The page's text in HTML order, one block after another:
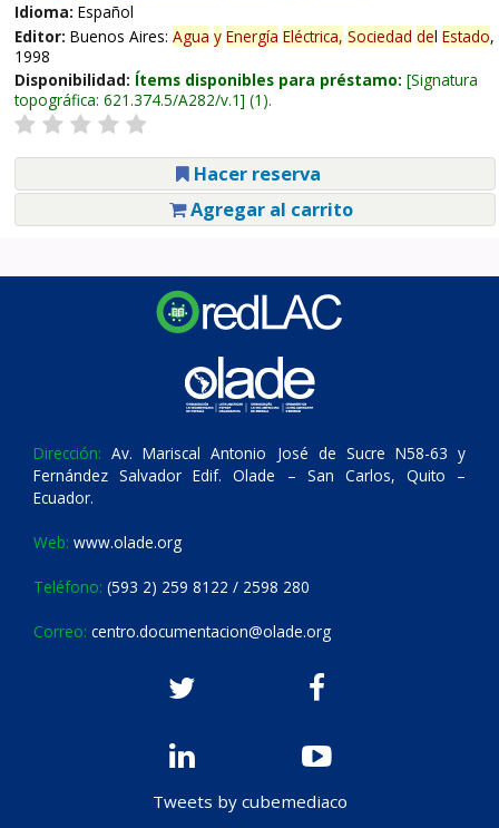
Idioma: Español
Editor: Buenos Aires: Agua y Energía Eléctrica, Sociedad del Estado,
1998
Disponibilidad: Ítems disponibles para préstamo: Signatura
topográfica: 621.374.5/A282/v.1 (1).
Hacer reserva
Agregar al carrito
Dirección: Av. Mariscal Antonio José de Sucre N58-63 y
Fernández Salvador Edif. Olade – San Carlos, Quito –
Ecuador.
Web: www.olade.org
Teléfono: (593 2) 259 8122 / 2598 280
Correo: centro.documentacion@olade.org
Tweets by cubemediaco